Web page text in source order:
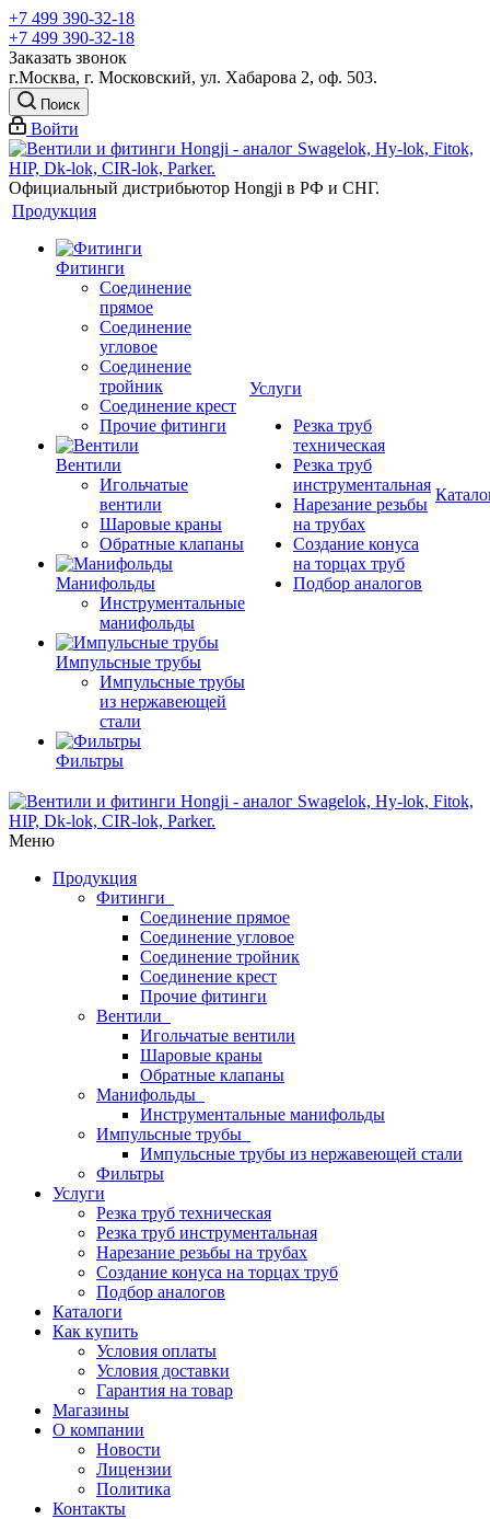
+7 499 390-32-18
+7 499 390-32-18
Заказать звонок
г.Москва, г. Московский, ул. Хабарова 2, оф. 503.
Поиск
Войти
Официальный дистрибьютор Hongji в РФ и СНГ.
Продукция
Фитинги
Соединение
прямое
Соединение
угловое
Соединение
тройник
Соединение крест
Прочие фитинги
Вентили
Игольчатые
вентили
Шаровые краны
Обратные клапаны
Манифольды
Инструментальные
манифольды
Импульсные трубы
Импульсные трубы
из нержавеющей
стали
Фильтры
Услуги
Резка труб
техническая
Резка труб
инструментальная
Нарезание резьбы
на трубах
Создание конуса
на торцах труб
Подбор аналогов
Меню
Продукция
Фитинги
Соединение прямое
Соединение угловое
Соединение тройник
Соединение крест
Прочие фитинги
Вентили
Игольчатые вентили
Шаровые краны
Обратные клапаны
Манифольды
Инструментальные манифольды
Импульсные трубы
Импульсные трубы из нержавеющей стали
Фильтры
Услуги
Резка труб техническая
Резка труб инструментальная
Нарезание резьбы на трубах
Создание конуса на торцах труб
Подбор аналогов
Каталоги
Как купить
Условия оплаты
Условия доставки
Гарантия на товар
Магазины
О компании
Новости
Лицензии
Политика
Контакты